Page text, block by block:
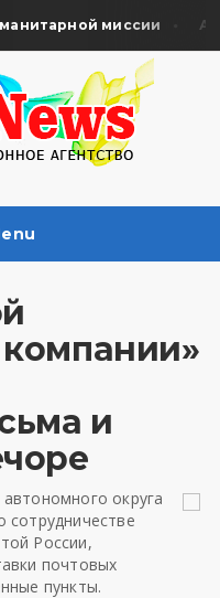
миссии
и
округа
сотрудничестве
России,
почтовых
пункты.